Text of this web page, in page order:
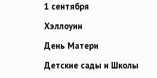
1 сентября
Хэллоуин
День Матери
Детские сады и Школы